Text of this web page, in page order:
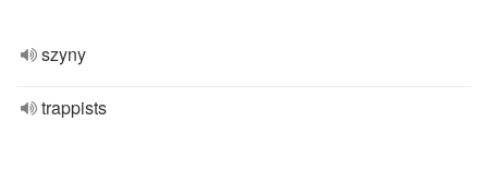
szyny
trappists